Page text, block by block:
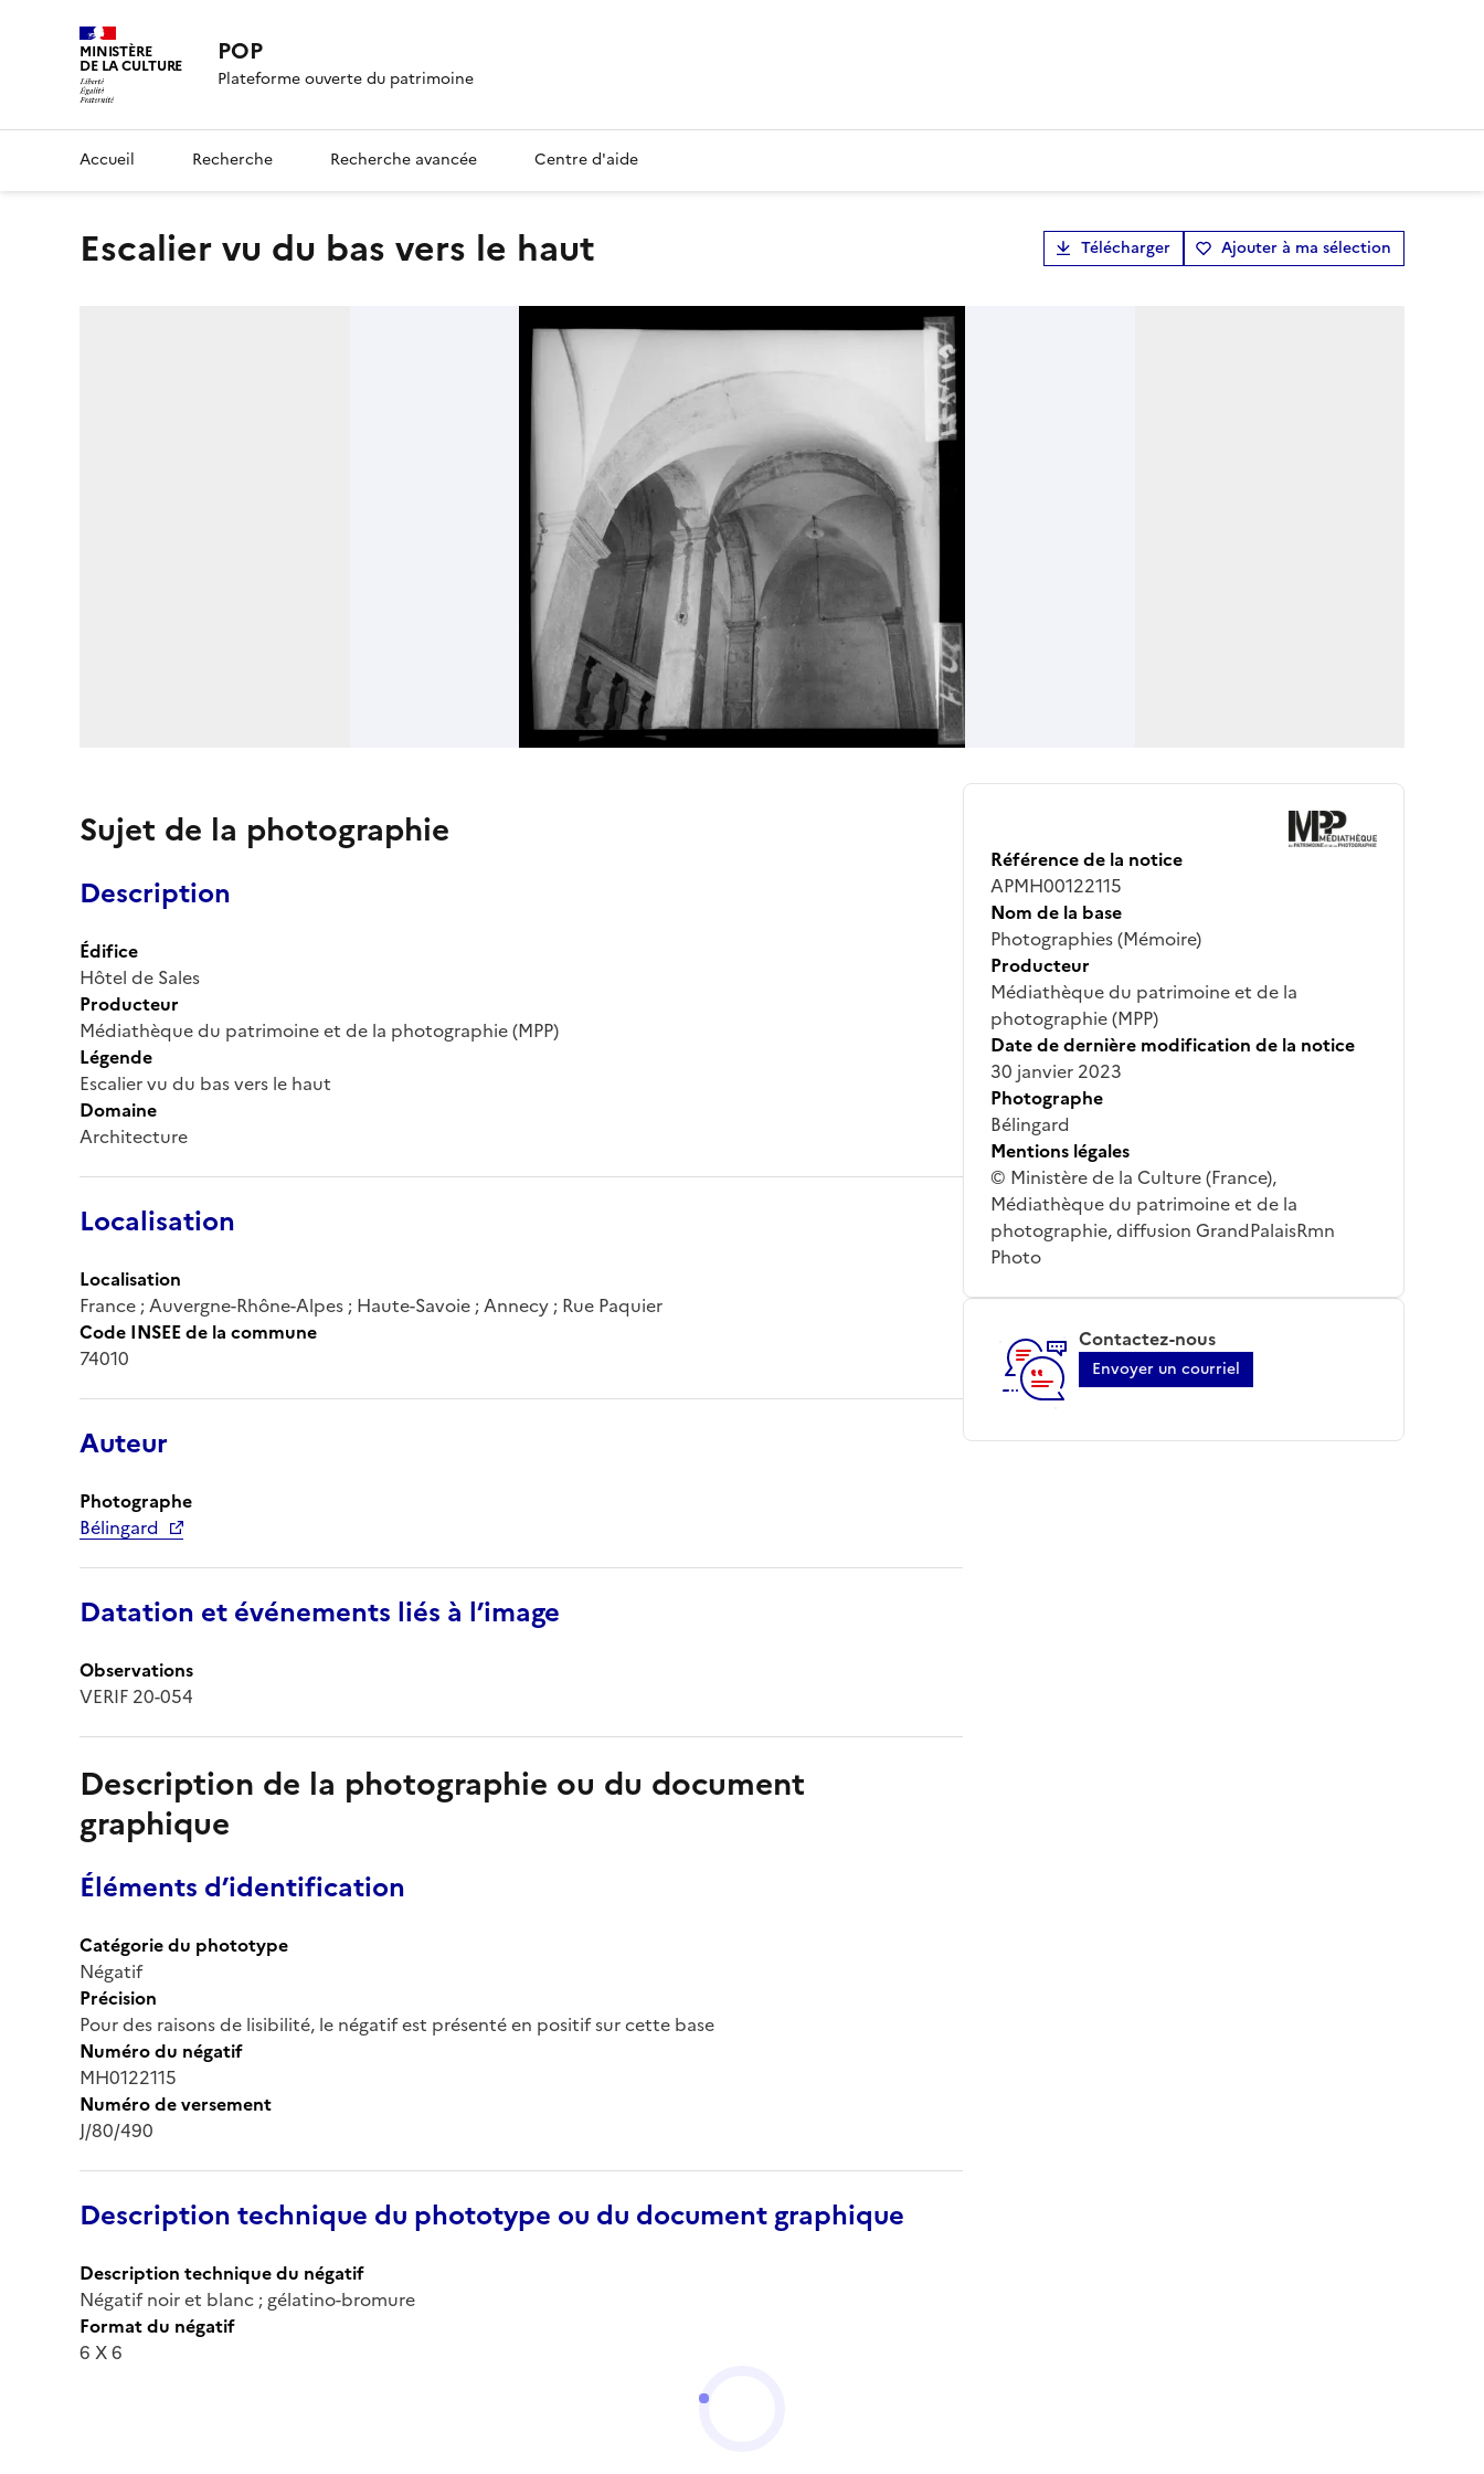
MINISTÈRE
DE LA CULTURE POP
Plateforme ouverte du patrimoine
Accueil Recherche Recherche avancée Centre d'aide
Escalier vu du bas vers le haut Télécharger Ajouter à ma sélection
Sujet de la photographie
Description
Édifice
Hôtel de Sales
Producteur
Médiathèque du patrimoine et de la photographie (MPP)
Légende
Escalier vu du bas vers le haut
Domaine
Architecture
Localisation
Localisation
France ; Auvergne-Rhône-Alpes ; Haute-Savoie ; Annecy ; Rue Paquier
Code INSEE de la commune
74010
Auteur
Photographe
Bélingard
Datation et événements liés à l’image
Observations
VERIF 20-054
Description de la photographie ou du document
graphique
Éléments d’identification
Catégorie du phototype
Négatif
Précision
Pour des raisons de lisibilité, le négatif est présenté en positif sur cette base
Numéro du négatif
MH0122115
Numéro de versement
J/80/490
Description technique du phototype ou du document graphique
Description technique du négatif
Négatif noir et blanc ; gélatino-bromure
Format du négatif
6 X 6
Référence de la notice
APMH00122115
Nom de la base
Photographies (Mémoire)
Producteur
Médiathèque du patrimoine et de la
photographie (MPP)
Date de dernière modification de la notice
30 janvier 2023
Photographe
Bélingard
Mentions légales
© Ministère de la Culture (France),
Médiathèque du patrimoine et de la
photographie, diffusion GrandPalaisRmn
Photo
Contactez-nous
Envoyer un courriel